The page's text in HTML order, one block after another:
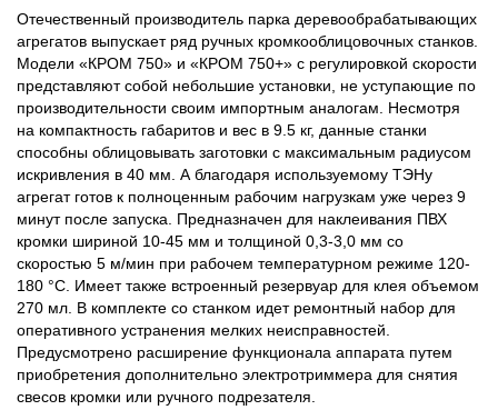
Отечественный производитель парка деревообрабатывающих
агрегатов выпускает ряд ручных кромкооблицовочных станков.
Модели «КРОМ 750» и «КРОМ 750+» с регулировкой скорости
представляют собой небольшие установки, не уступающие по
производительности своим импортным аналогам. Несмотря
на компактность габаритов и вес в 9.5 кг, данные станки
способны облицовывать заготовки с максимальным радиусом
искривления в 40 мм. А благодаря используемому ТЭНу
агрегат готов к полноценным рабочим нагрузкам уже через 9
минут после запуска. Предназначен для наклеивания ПВХ
кромки шириной 10-45 мм и толщиной 0,3-3,0 мм со
скоростью 5 м/мин при рабочем температурном режиме 120-
180 °С. Имеет также встроенный резервуар для клея объемом
270 мл. В комплекте со станком идет ремонтный набор для
оперативного устранения мелких неисправностей.
Предусмотрено расширение функционала аппарата путем
приобретения дополнительно электротриммера для снятия
свесов кромки или ручного подрезателя.